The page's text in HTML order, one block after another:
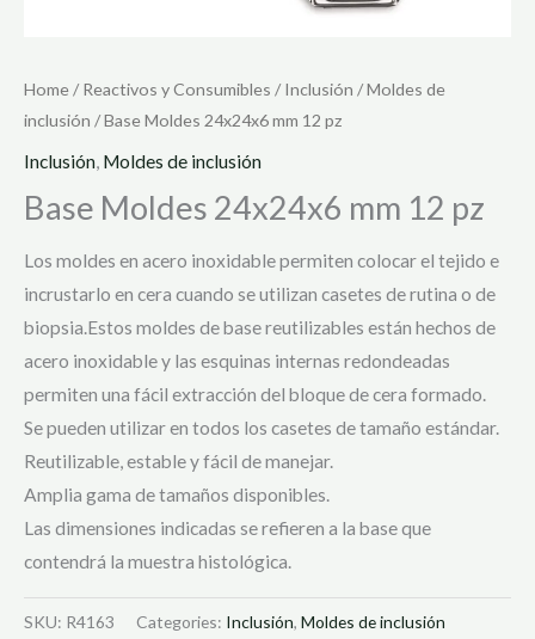
Home/Reactivos y Consumibles /Inclusión /Moldes de
inclusión / Base Moldes 24x24x6 mm 12 pz
Inclusión, Moldes de inclusión
Base Moldes 24x24x6 mm 12 pz
Los moldes en acero inoxidable permiten colocar el tejido e
incrustarlo en cera cuando se utilizan casetes de rutina o de
biopsia.Estos moldes de base reutilizables están hechos de
acero inoxidable y las esquinas internas redondeadas
permiten una fácil extracción del bloque de cera formado.
Se pueden utilizar en todos los casetes de tamaño estándar.
Reutilizable, estable y fácil de manejar.
Amplia gama de tamaños disponibles.
Las dimensiones indicadas se refieren a la base que
contendrá la muestra histológica.
SKU: R4163 Categories: Inclusión, Moldes de inclusión